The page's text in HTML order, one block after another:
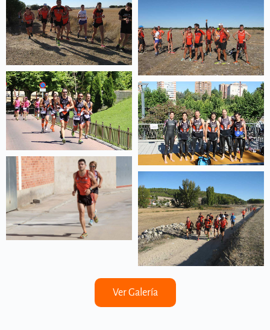
Gestionar el consentimiento de las
cookies
Ver Galería